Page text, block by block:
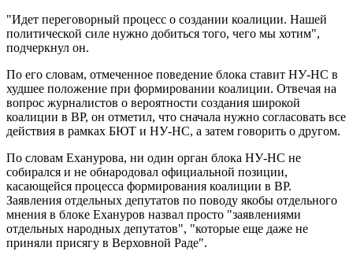
"Идет переговорный процесс о создании коалиции. Нашей
политической силе нужно добиться того, чего мы хотим",
подчеркнул он.
По его словам, отмеченное поведение блока ставит НУ-НС в
худшее положение при формировании коалиции. Отвечая на
вопрос журналистов о вероятности создания широкой
коалиции в ВР, он отметил, что сначала нужно согласовать все
действия в рамках БЮТ и НУ-НС, а затем говорить о другом.
По словам Еханурова, ни один орган блока НУ-НС не
собирался и не обнародовал официальной позиции,
касающейся процесса формирования коалиции в ВР.
Заявления отдельных депутатов по поводу якобы отдельного
мнения в блоке Ехануров назвал просто "заявлениями
отдельных народных депутатов", "которые еще даже не
приняли присягу в Верховной Раде".